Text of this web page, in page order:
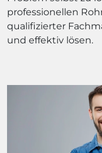
professionellen
qualifizierter
und effektiv lösen.